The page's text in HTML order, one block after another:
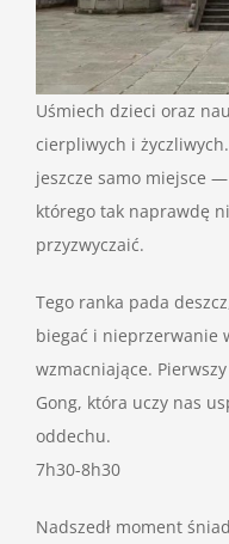
Uśmiech dzieci oraz
cierpliwych i
jeszcze samo miejsce
którego tak naprawdę
przyzwyczaić.
Tego ranka pada
biegać i nieprzerwanie
wzmacniające.
Gong, która uczy nas
oddechu.
7h30-8h30
Nadszedł moment